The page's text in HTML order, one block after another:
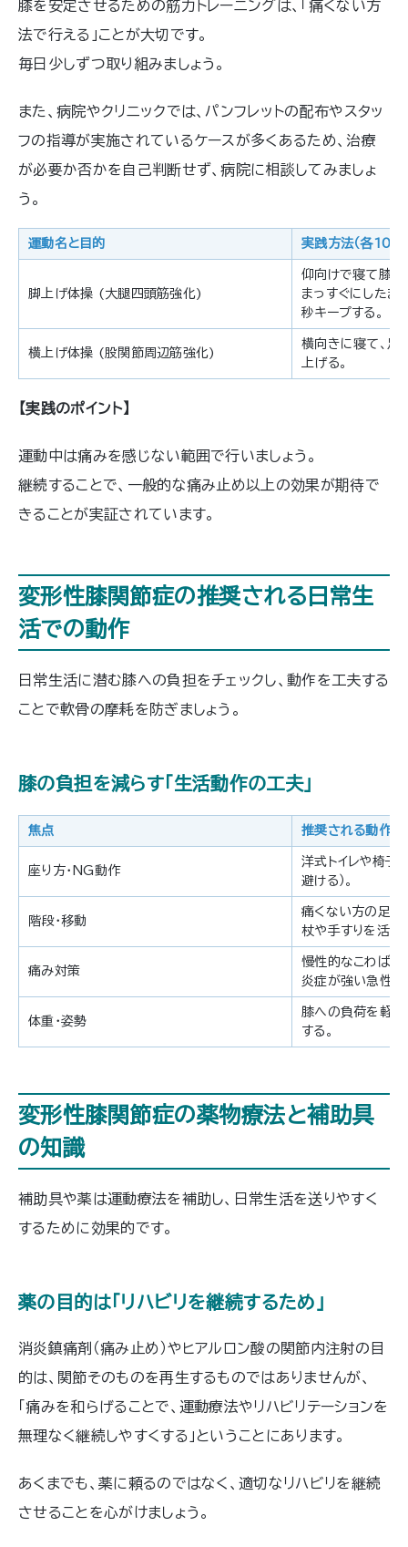
膝を安定させるための筋力トレーニングは、「痛くない方
法で行える」ことが大切です。
毎日少しずつ取り組みましょう。
また、病院やクリニックでは、パンフレットの配布やスタッ
フの指導が実施されているケースが多くあるため、治療
が必要か否かを自己判断せず、病院に相談してみましょ
う。
運動名と目的 実践方法（各10回
脚上げ体操 (大腿四頭筋強化)
仰向けで寝て膝下
まっすぐにした
秒キープする。
横上げ体操 (股関節周辺筋強化)
横向きに寝て、足
上げる。
【実践のポイント】
運動中は痛みを感じない範囲で行いましょう。
継続することで、一般的な痛み止め以上の効果が期待で
きることが実証されています。
変形性膝関節症の推奨される日常生
活での動作
日常生活に潜む膝への負担をチェックし、動作を工夫する
ことで軟骨の摩耗を防ぎましょう。
膝の負担を減らす「生活動作の工夫」
焦点 推奨される動作・
座り方・NG動作
洋式トイレや椅子
避ける）。
階段・移動
痛くない方の足か
杖や手すりを活用
痛み対策
慢性的なこわばり
炎症が強い急性期
体重・姿勢
膝への負荷を軽減
する。
変形性膝関節症の薬物療法と補助具
の知識
補助具や薬は運動療法を補助し、日常生活を送りやすく
するために効果的です。
薬の目的は「リハビリを継続するため」
消炎鎮痛剤（痛み止め）やヒアルロン酸の関節内注射の目
的は、関節そのものを再生するものではありませんが、
「痛みを和らげることで、運動療法やリハビリテーションを
無理なく継続しやすくする」ということにあります。
あくまでも、薬に頼るのではなく、適切なリハビリを継続
させることを心がけましょう。